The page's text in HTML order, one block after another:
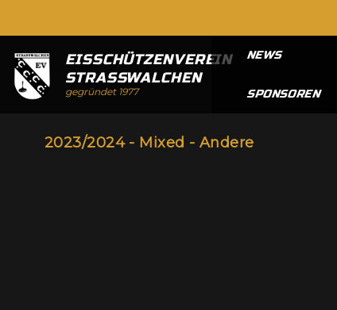
EISSCHÜTZENVEREIN
STRASSWALCHEN
gegründet 1977
NEWS
SPONSOREN
2023/2024 - Mixed - Andere